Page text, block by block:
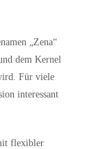
„Zena“
dem Kernel
Für viele
interessant
flexibler